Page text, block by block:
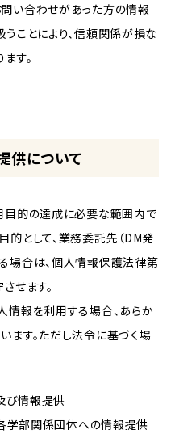
い合わせがあった方の情報
ことにより、信頼関係が損な
す。
供について
目的の達成に必要な範囲内で
として、業務委託先（DM発
場合は、個人情報保護法律第
せます。
情報を利用する場合、あらか
ます。ただし法令に基づく場
び情報提供
学部関係団体への情報提供